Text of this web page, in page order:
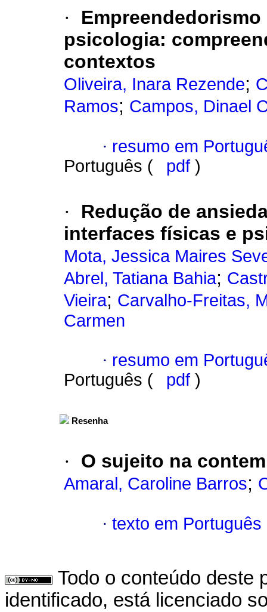
·
psicologia:
contextos
Oliveira, Inara Rezende;
Ramos; Campos, Dinael
· resumo em
Português (
pdf )
·
Redução de
interfaces físicas e
Mota, Jessica Maires
Abrel, Tatiana Bahia;
Vieira; Carvalho-Freitas,
Carmen
· resumo em
Português (
pdf )
Resenha
· O sujeito na
Amaral, Caroline Barros;
· texto em Português
Todo o conteúdo deste
identificado, está licenciado